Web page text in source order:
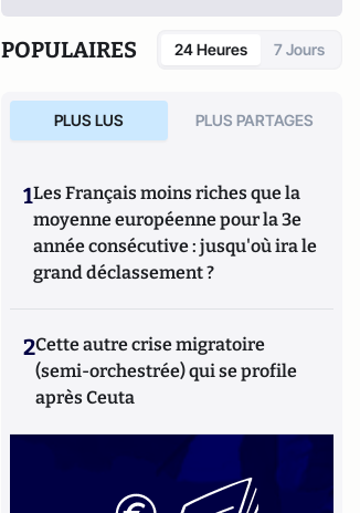
POPULAIRES 24 Heures 7 Jours
PLUS LUS PLUS PARTAGES
1Les Français moins riches que la
moyenne européenne pour la 3e
année consécutive : jusqu'où ira le
grand déclassement ?
2Cette autre crise migratoire
(semi-orchestrée) qui se profile
après Ceuta